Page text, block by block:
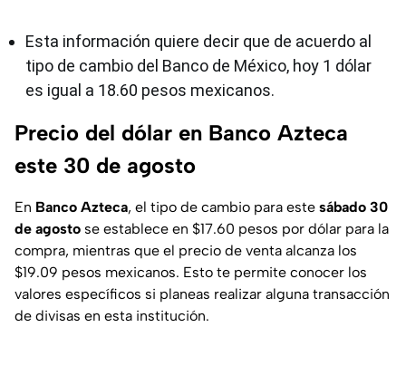
Esta información quiere decir que de acuerdo al
tipo de cambio del Banco de México, hoy 1 dólar
es igual a 18.60 pesos mexicanos.
Precio del dólar en Banco Azteca
este 30 de agosto
En Banco Azteca, el tipo de cambio para este sábado 30
de agosto se establece en $17.60 pesos por dólar para la
compra, mientras que el precio de venta alcanza los
$19.09 pesos mexicanos. Esto te permite conocer los
valores específicos si planeas realizar alguna transacción
de divisas en esta institución.